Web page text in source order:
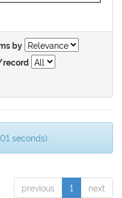
by
seconds).
previous 1 next